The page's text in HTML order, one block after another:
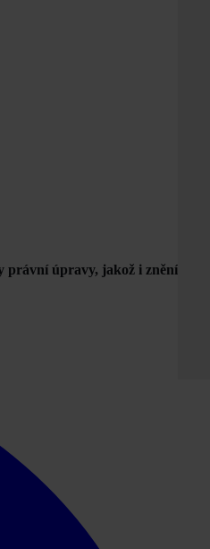
právní úpravy, jakož i znění